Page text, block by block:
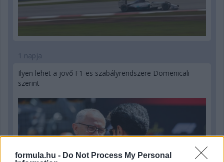
formula.hu - Do Not Process My Personal
1 napja
Ilyen lehet a jövő F1-es szabályrendszere Domenicali
szerint